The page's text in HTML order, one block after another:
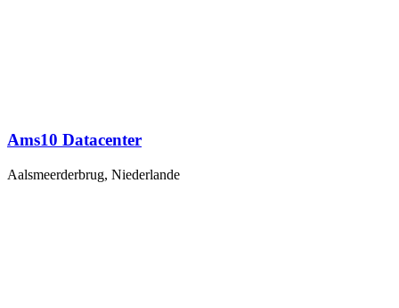
Ams10 Datacenter
Aalsmeerderbrug, Niederlande